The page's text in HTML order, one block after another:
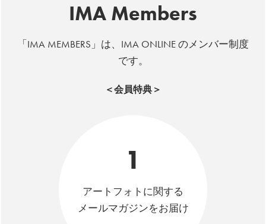
IMA Members
「IMA MEMBERS」は、IMA ONLINE のメンバー制度
です。
＜会員特典＞
1
アートフォトに関する
メールマガジンをお届け